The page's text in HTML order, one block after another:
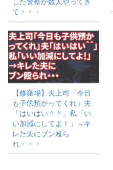
した警察が数人やってき
て・・・
【修羅場】夫上司「今日
も子供預かってくれ」夫
「はいはい＾＾」私「い
い加減にしてよ！」→キ
レた夫にブン殴ら
れ・・・